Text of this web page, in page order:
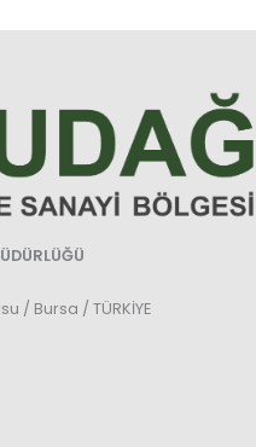
/ Bursa / TÜRKİYE